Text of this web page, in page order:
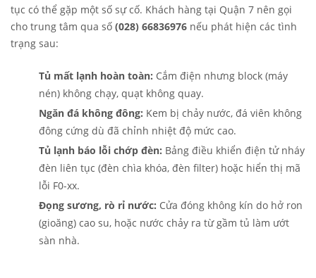
tục có thể gặp một số sự cố. Khách hàng tại Quận 7 nên gọi
cho trung tâm qua số (028) 66836976 nếu phát hiện các tình
trạng sau:
Tủ mất lạnh hoàn toàn: Cắm điện nhưng block (máy
nén) không chạy, quạt không quay.
Ngăn đá không đông: Kem bị chảy nước, đá viên không
đông cứng dù đã chỉnh nhiệt độ mức cao.
Tủ lạnh báo lỗi chớp đèn: Bảng điều khiển điện tử nháy
đèn liên tục (đèn chìa khóa, đèn filter) hoặc hiển thị mã
lỗi F0-xx.
Đọng sương, rò rỉ nước: Cửa đóng không kín do hở ron
(gioăng) cao su, hoặc nước chảy ra từ gầm tủ làm ướt
sàn nhà.